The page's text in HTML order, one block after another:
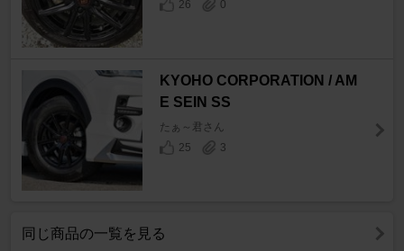
26
0
KYOHO CORPORATION / AM
E SEIN SS
たぁ～君さん
25
3
同じ商品の一覧を見る